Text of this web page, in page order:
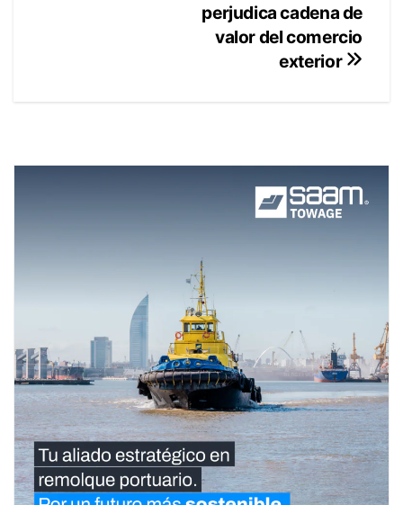
perjudica cadena de
valor del comercio
exterior